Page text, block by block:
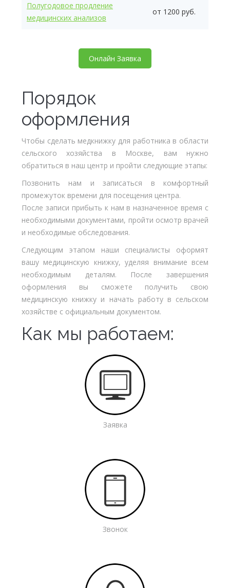
Полугодовое продление
медицинских анализов
от 1200 руб.
Онлайн Заявка
Порядок
оформления
Чтобы сделать медкнижку для работника в области
сельского хозяйства в Москве, вам нужно
обратиться в наш центр и пройти следующие этапы:
Позвонить нам и записаться в комфортный
промежуток времени для посещения центра.
После записи прибыть к нам в назначенное время с
необходимыми документами, пройти осмотр врачей
и необходимые обследования.
Следующим этапом наши специалисты оформят
вашу медицинскую книжку, уделяя внимание всем
необходимым деталям. После завершения
оформления вы сможете получить свою
медицинскую книжку и начать работу в сельском
хозяйстве с официальным документом.
Как мы работаем:
Заявка
Звонок